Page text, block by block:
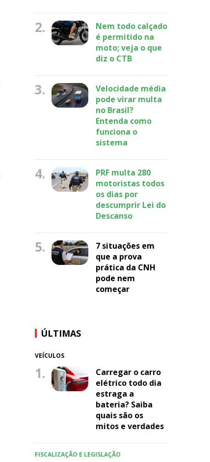
2.
Nem todo calçado
é permitido na
moto; veja o que
diz o CTB
3.
Velocidade média
pode virar multa
no Brasil?
Entenda como
funciona o
sistema
4.
PRF multa 280
motoristas todos
os dias por
descumprir Lei do
Descanso
5.
7 situações em
que a prova
prática da CNH
pode nem
começar
ÚLTIMAS
VEÍCULOS
1.
Carregar o carro
elétrico todo dia
estraga a
bateria? Saiba
quais são os
mitos e verdades
FISCALIZAÇÃO E LEGISLAÇÃO